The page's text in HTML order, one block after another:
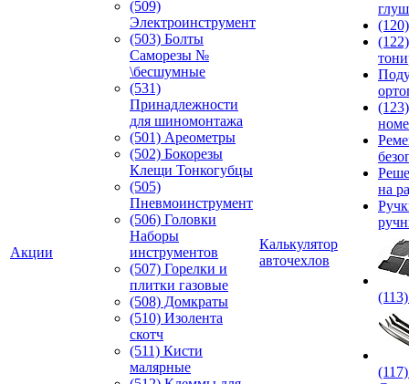
Акции
(509)
Электроинструмент
(503) Болты
Саморезы №
\бесшумные
(531)
Принадлежности
для шиномонтажа
(501) Ареометры
(502) Бокорезы
Клещи Тонкогубцы
(505)
Пневмоинструмент
(506) Головки
Наборы
инструментов
(507) Горелки и
плитки газовые
(508) Домкраты
(510) Изолента
скотч
(511) Кисти
малярные
Калькулятор
авточехлов
на